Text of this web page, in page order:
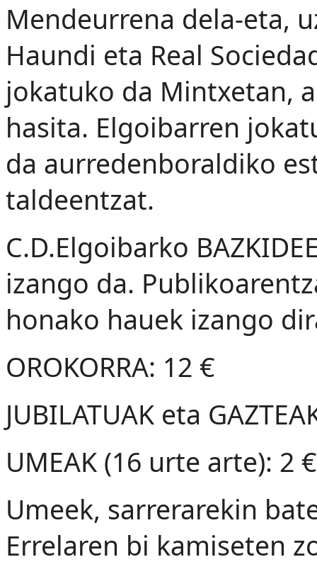
Mendeurrena dela-eta,
Haundi eta Real
jokatuko da Mintxetan,
hasita. Elgoibarren
da aurredenboraldiko
taldeentzat.
C.D.Elgoibarko
izango da.
honako hauek izango
OROKORRA: 12 €
JUBILATUAK eta
UMEAK (16 urte arte): 2 €
Umeek, sarrerarekin
Errelaren bi kamiseten